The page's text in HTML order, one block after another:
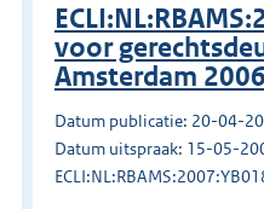
voor
Amsterdam
Datum publicatie: 20-04-
Datum uitspraak: 15-05-